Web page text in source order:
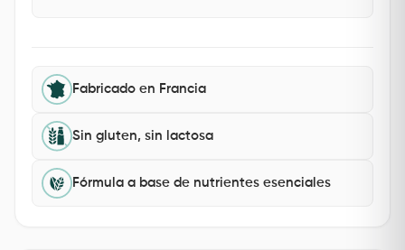
Fabricado en Francia
Sin gluten, sin lactosa
Fórmula a base de nutrientes esenciales